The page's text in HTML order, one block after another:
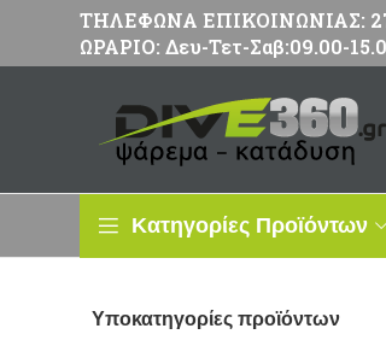
ΤΗΛΕΦΩΝΑ ΕΠΙΚΟΙΝΩΝΙΑΣ:
ΩΡΑΡΙΟ: Δευ-Τετ-Σαβ:09.00-
Κατηγορίες Προϊόντων
Υποκατηγορίες προϊόντων